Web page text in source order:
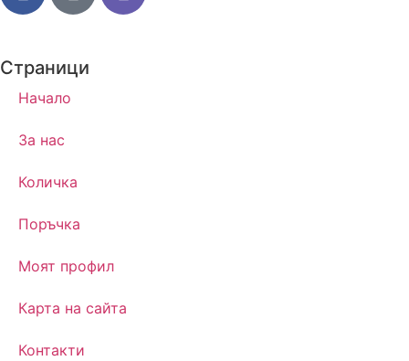
Страници
Начало
За нас
Количка
Поръчка
Моят профил
Карта на сайта
Контакти